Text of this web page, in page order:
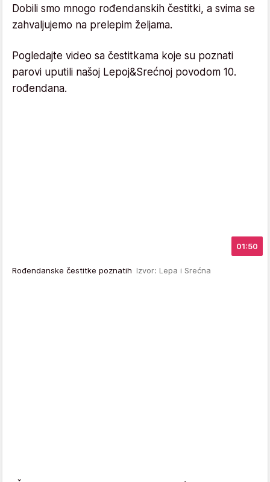
Dobili smo mnogo rođendanskih čestitki, a svima se
zahvaljujemo na prelepim željama.
Pogledajte video sa čestitkama koje su poznati
parovi uputili našoj Lepoj&Srećnoj povodom 10.
rođendana.
01:50
Rođendanske čestitke poznatih Izvor: Lepa i Srećna